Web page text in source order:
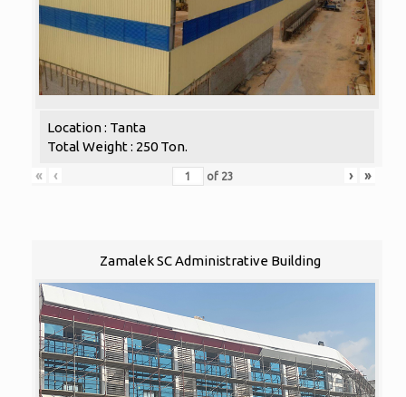
Location : Tanta
Total Weight : 250 Ton.
«
‹ of 23 › »
Zamalek SC Administrative Building